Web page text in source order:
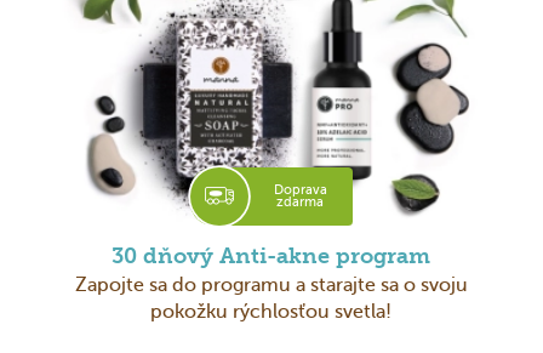
Doprava
zdarma
30 dňový Anti-akne program
Zapojte sa do programu a starajte sa o svoju
pokožku rýchlosťou svetla!